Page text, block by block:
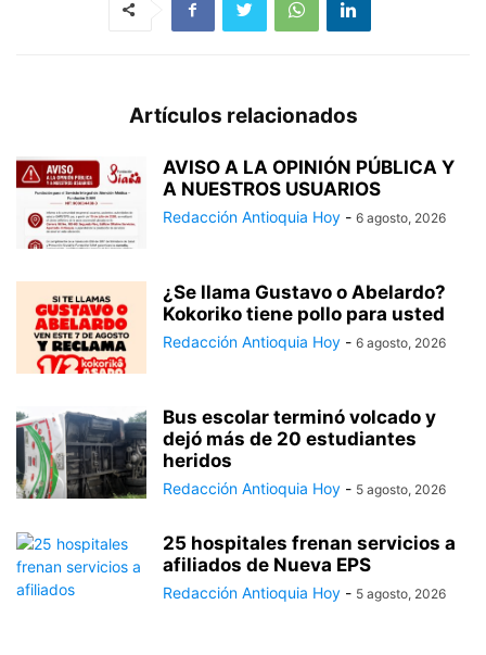
Artículos relacionados
AVISO A LA OPINIÓN PÚBLICA Y
A NUESTROS USUARIOS
Redacción Antioquia Hoy - 6 agosto, 2026
¿Se llama Gustavo o Abelardo?
Kokoriko tiene pollo para usted
Redacción Antioquia Hoy - 6 agosto, 2026
Bus escolar terminó volcado y
dejó más de 20 estudiantes
heridos
Redacción Antioquia Hoy - 5 agosto, 2026
25 hospitales frenan servicios a
afiliados de Nueva EPS
Redacción Antioquia Hoy - 5 agosto, 2026